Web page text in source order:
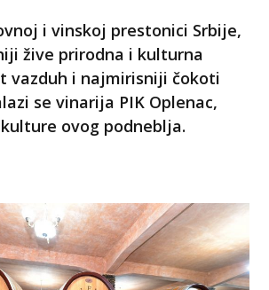
i vinskoj prestonici Srbije,
žive prirodna i kulturna
vazduh i najmirisniji čokoti
se vinarija PIK Oplenac,
ovog podneblja.